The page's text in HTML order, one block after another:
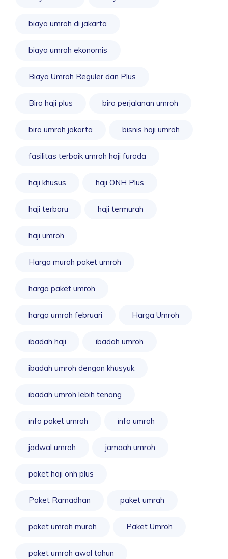
biaya umroh di jakarta
biaya umroh ekonomis
Biaya Umroh Reguler dan Plus
Biro haji plus biro perjalanan umroh
biro umroh jakarta bisnis haji umroh
fasilitas terbaik umroh haji furoda
haji khusus haji ONH Plus
haji terbaru haji termurah
haji umroh
Harga murah paket umroh
harga paket umroh
harga umrah februari Harga Umroh
ibadah haji ibadah umroh
ibadah umroh dengan khusyuk
ibadah umroh lebih tenang
info paket umroh info umroh
jadwal umroh jamaah umroh
paket haji onh plus
Paket Ramadhan paket umrah
paket umrah murah Paket Umroh
paket umroh awal tahun